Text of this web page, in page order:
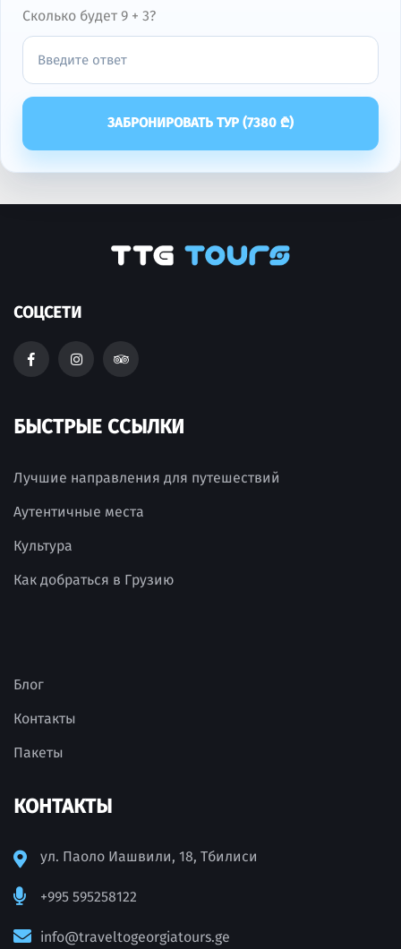
Сколько будет 9 + 3?
ЗАБРОНИРОВАТЬ ТУР (7380 ₾)
СОЦСЕТИ
БЫСТРЫЕ ССЫЛКИ
Лучшие направления для путешествий
Аутентичные места
Культура
Как добраться в Грузию
Блог
Контакты
Пакеты
КОНТАКТЫ
ул. Паоло Иашвили, 18, Тбилиси
+995 595258122
info@traveltogeorgiatours.ge